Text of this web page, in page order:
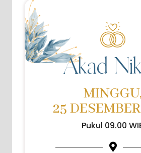
Akad
MINGGU,
25
Pukul 09.00